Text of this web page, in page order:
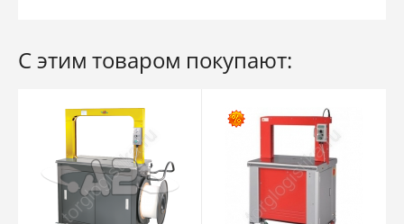
С этим товаром покупают: